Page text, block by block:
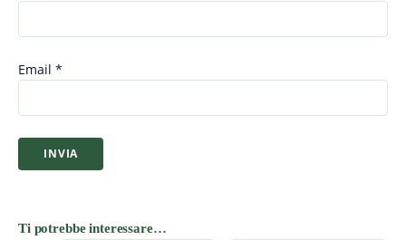
Email *
Ti potrebbe interessare…